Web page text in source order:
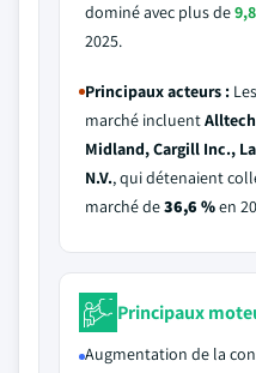
dominé avec plus de
2025.
Principaux acteurs :
marché incluent
Midland, Cargill Inc.,
N.V., qui détenaient
marché de36,6 %en
Principaux
Augmentation de la